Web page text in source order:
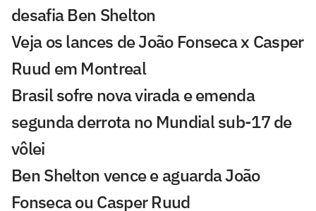
desafia Ben Shelton
Veja os lances de João Fonseca x Casper
Ruud em Montreal
Brasil sofre nova virada e emenda
segunda derrota no Mundial sub-17 de
vôlei
Ben Shelton vence e aguarda João
Fonseca ou Casper Ruud